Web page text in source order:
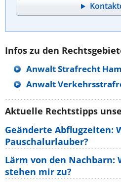
Infos zu den
Anwalt Strafrecht
Anwalt
Aktuelle Rechtstipps
Geänderte Abflugzeiten:
Pauschalurlauber?
Lärm von den Nachbarn:
stehen mir zu?